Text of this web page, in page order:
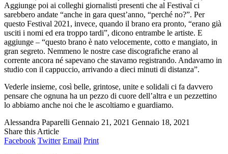
Aggiunge poi ai colleghi giornalisti presenti che al Festival ci
sarebbero andate “anche in gara quest’anno, “perché no?”. Per
questo Festival 2021, invece, quando il brano era pronto, “erano già
usciti i nomi ed era troppo tardi”, dicono entrambe le artiste. E
aggiunge – “questo brano è nato velocemente, cotto e mangiato, in
gran segreto. Nemmeno le nostre case discografiche erano al
corrente ancora né sapevano che stavamo registrando. Andavamo in
studio con il cappuccio, arrivando a dieci minuti di distanza”.
Vederle insieme, così belle, grintose, unite e solidali ci fa davvero
pensare che ognuna ha un pezzo di cuore dell’altra e un pezzettino
lo abbiamo anche noi che le ascoltiamo e guardiamo.
Alessandra Paparelli Gennaio 21, 2021 Gennaio 18, 2021
Share this Article
Facebook Twitter Email Print